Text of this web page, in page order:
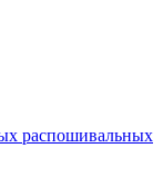
распошивальных